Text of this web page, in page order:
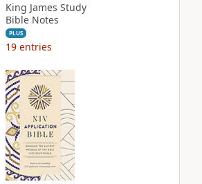
King James Study
Bible Notes
PLUS
19 entries